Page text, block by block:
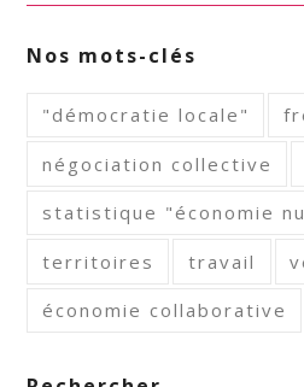
Nos mots-clés
"démocratie locale"
négociation collective
statistique "économie
territoires travail
économie collaborative